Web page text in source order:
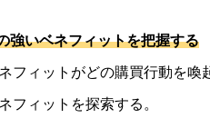
強いベネフィットを把握する
フィットがどの購買行動を
フィットを探索する。